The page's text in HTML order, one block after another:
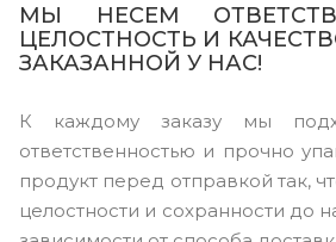
МЫ НЕСЕМ
ЦЕЛОСТНОСТЬ И
ЗАКАЗАННОЙ У НАС!
К каждому заказу мы
ответственностью и прочно
продукт перед отправкой так,
целостности и сохранности до